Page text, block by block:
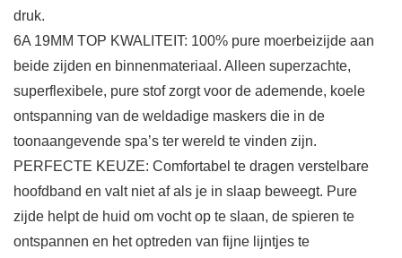
druk.
6A 19MM TOP KWALITEIT: 100% pure moerbeizijde aan
beide zijden en binnenmateriaal. Alleen superzachte,
superflexibele, pure stof zorgt voor de ademende, koele
ontspanning van de weldadige maskers die in de
toonaangevende spa’s ter wereld te vinden zijn.
PERFECTE KEUZE: Comfortabel te dragen verstelbare
hoofdband en valt niet af als je in slaap beweegt. Pure
zijde helpt de huid om vocht op te slaan, de spieren te
ontspannen en het optreden van fijne lijntjes te